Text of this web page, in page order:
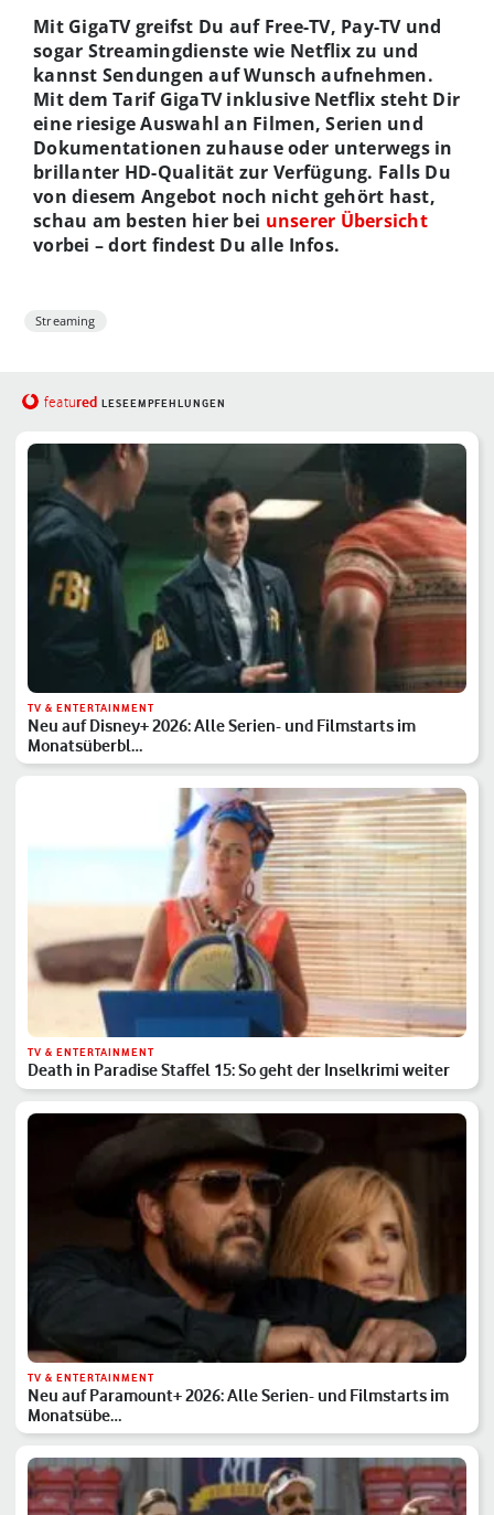
Mit GigaTV greifst Du auf Free-TV, Pay-TV und
sogar Streamingdienste wie Netflix zu und
kannst Sendungen auf Wunsch aufnehmen.
Mit dem Tarif GigaTV inklusive Netflix steht Dir
eine riesige Auswahl an Filmen, Serien und
Dokumentationen zuhause oder unterwegs in
brillanter HD-Qualität zur Verfügung. Falls Du
von diesem Angebot noch nicht gehört hast,
schau am besten hier bei unserer Übersicht
vorbei – dort findest Du alle Infos.
Streaming
featured LESEEMPFEHLUNGEN
TV & ENTERTAINMENT
Neu auf Disney+ 2026: Alle Serien- und Filmstarts im
Monatsüberbl…
TV & ENTERTAINMENT
Death in Paradise Staffel 15: So geht der Inselkrimi weiter
TV & ENTERTAINMENT
Neu auf Paramount+ 2026: Alle Serien- und Filmstarts im
Monatsübe…